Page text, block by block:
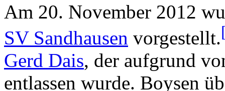
Am 20. November 2012
SV Sandhausen vorgestellt.
Gerd Dais, der aufgrund
entlassen wurde. Boysen